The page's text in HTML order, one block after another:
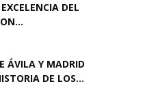
DEL
ÁVILA Y MADRID
DE LOS...